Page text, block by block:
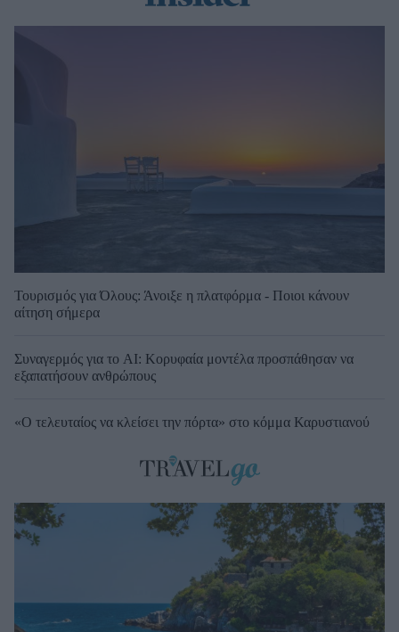
Τουρισμός για Όλους: Άνοιξε η πλατφόρμα - Ποιοι κάνουν
αίτηση σήμερα
Συναγερμός για το AI: Κορυφαία μοντέλα προσπάθησαν να
εξαπατήσουν ανθρώπους
«Ο τελευταίος να κλείσει την πόρτα» στο κόμμα Καρυστιανού